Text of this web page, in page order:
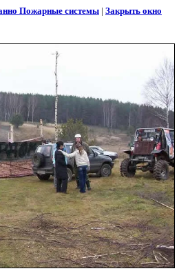
Пожарные системы | Закрыть окно